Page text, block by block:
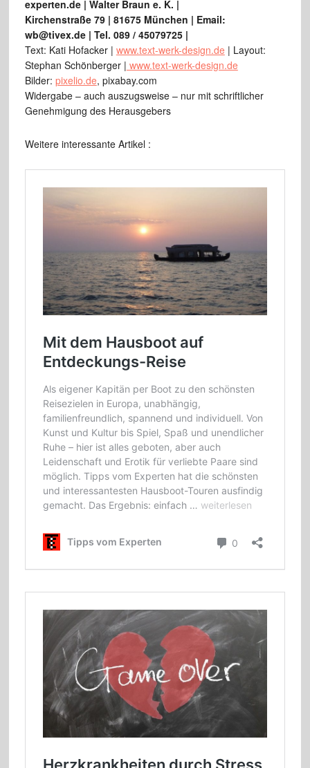
experten.de | Walter Braun e. K. |
Kirchenstraße 79 | 81675 München | Email:
wb@tivex.de | Tel. 089 / 45079725 |
Text: Kati Hofacker | www.text-werk-design.de | Layout:
Stephan Schönberger | www.text-werk-design.de
Bilder: pixelio.de, pixabay.com
Widergabe – auch auszugsweise – nur mit schriftlicher
Genehmigung des Herausgebers
Weitere interessante Artikel :